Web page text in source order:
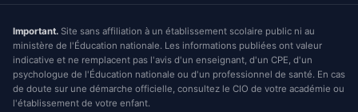
Important. Site sans affiliation à un établissement scolaire public ni au
ministère de l'Éducation nationale. Les informations publiées ont valeur
indicative et ne remplacent pas l'avis d'un enseignant, d'un CPE, d'un
psychologue de l'Éducation nationale ou d'un professionnel de santé. En cas
de doute sur une démarche officielle, consultez le CIO de votre académie ou
l'établissement de votre enfant.